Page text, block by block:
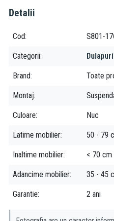
Culoarea este orientativa.
Detalii
Cod S801-
Categorii
Brand Toate
Montaj
Culoare Nuc
Latime mobilier 50 - 79
Inaltime mobilier < 70 cm
Adancime mobilier 35 - 45
Garantie 2 ani